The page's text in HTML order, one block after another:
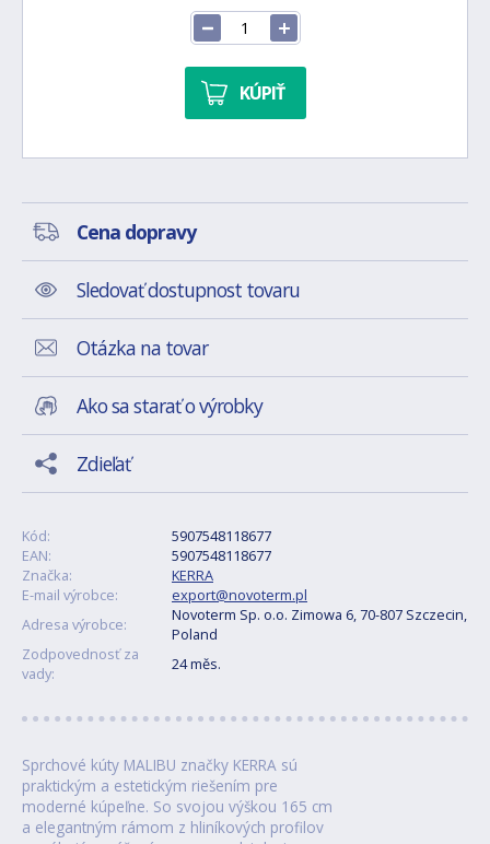
KÚPIŤ
Cena dopravy
Sledovať dostupnost tovaru
Otázka na tovar
Ako sa starať o výrobky
Zdieľať
Kód:
5907548118677
EAN:
5907548118677
Značka:
KERRA
E-mail výrobce:
export@novoterm.pl
Adresa výrobce:
Novoterm Sp. o.o. Zimowa 6, 70-807 Szczecin,
Poland
Zodpovednosť za
vady:
24 měs.
Sprchové kúty MALIBU značky KERRA sú
praktickým a estetickým riešením pre
moderné kúpeľne. So svojou výškou 165 cm
a elegantným rámom z hliníkových profilov